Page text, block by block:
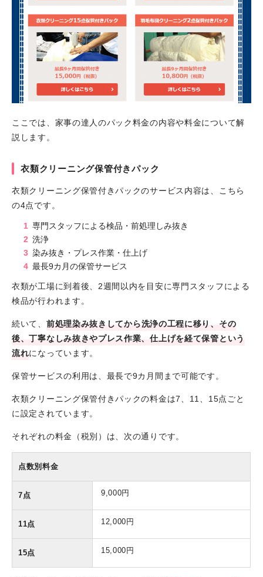
ここでは、家事の達人のパック料金の内容や料金について解
説します。
衣類クリーニング保管付きパック
衣類クリーニング保管付きパックのサービス内容は、こちら
の4点です。
専門スタッフによる検品・前処理しみ抜き
洗浄
染み抜き・プレス作業・仕上げ
最長9カ月の保管サービス
衣類が工場に到着後、2週間以内を目安に専門スタッフによる
検品が行われます。
続いて、 前処理染み抜きしてから洗浄の工程に移り、その
後、丁寧なしみ抜きやプレス作業、仕上げを経て保管という
流れになっています。
保管サービスの利用は、最長で9カ月間まで可能です。
衣類クリーニング保管付きパックの料金は7、11、15点ごと
に設定されています。
それぞれの料金（税別）は、次の通りです。
点数別料金
7点 9,000円
11点 12,000円
15点 15,000円